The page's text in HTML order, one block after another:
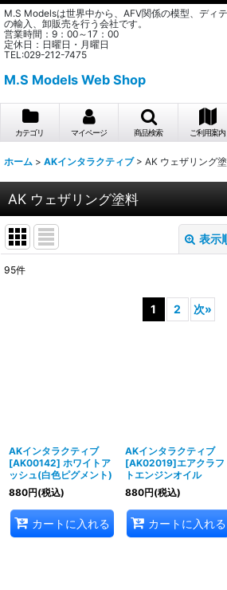
M.S Modelsは世界中から、AFV関係の模型、ディ
の輸入、卸販売を行う会社です。
営業時間：9：00～17：00
定休日：日曜日・月曜日
TEL:029-212-7475
M.S Models Web Shop
カテゴリ マイページ 商品検索 ご利用案内
ホーム > AKインタラクティブ > AK ウェザリング
AK ウェザリング塗料
表示
95件
1 2 次»
AKインタラクティブ
[AK00142] ホワイトア
ッシュ(白色ピグメント)
880円(税込)
カートに入れる
AKインタラクティブ
[AK02019]エアクラフ
トエンジンオイル
880円(税込)
カートに入れる